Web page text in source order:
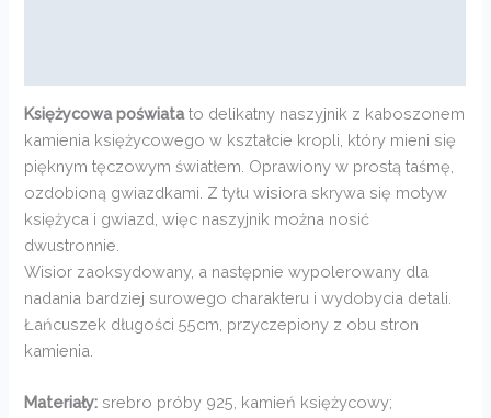
Księżycowa poświatato delikatny naszyjnik z kaboszonem
kamienia księżycowego w kształcie kropli, który mieni się
pięknym tęczowym światłem. Oprawiony w prostą taśmę,
ozdobioną gwiazdkami. Z tyłu wisiora skrywa się motyw
księżyca i gwiazd, więc naszyjnik można nosić
dwustronnie.
Wisior zaoksydowany, a następnie wypolerowany dla
nadania bardziej surowego charakteru i wydobycia detali.
Łańcuszek długości 55cm, przyczepiony z obu stron
kamienia.
Materiały: srebro próby 925, kamień księżycowy;